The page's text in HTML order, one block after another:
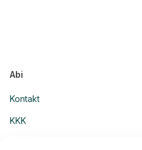
Abi
Kontakt
KKK